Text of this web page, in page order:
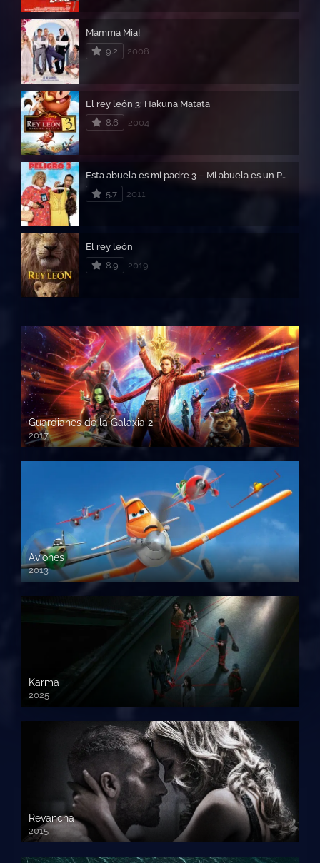
Mamma Mia!
9.2
2008
El rey león 3: Hakuna Matata
8.6
2004
Esta abuela es mi padre 3 – Mi abuela es un Peligro 3
5.7
2011
El rey león
8.9
2019
Guardianes de la Galaxia 2
2017
720p HD
Aviones
2013
720 HD
Karma
2025
Revancha
2015
720p HD